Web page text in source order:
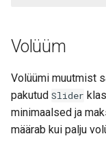
Volüüm
Volüümi muutmist
pakutud Slider
minimaalsed ja
määrab kui palju